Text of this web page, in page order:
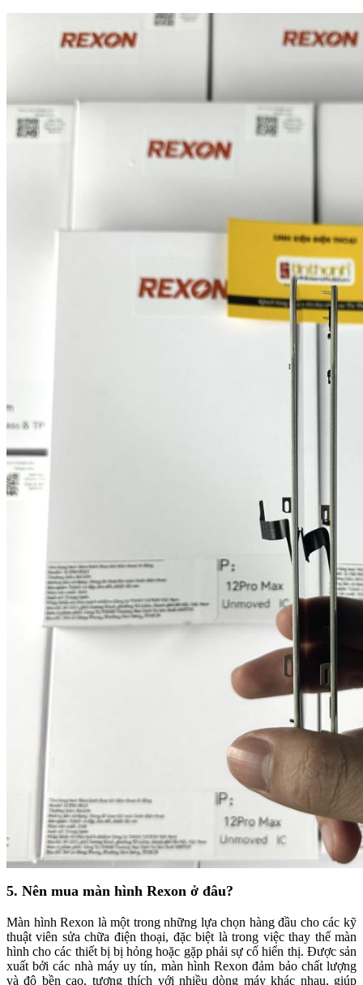
5. Nên mua màn hình Rexon ở đâu?
Màn hình Rexon là một trong những lựa chọn hàng đầu cho các kỹ
thuật viên sửa chữa điện thoại, đặc biệt là trong việc thay thế màn
hình cho các thiết bị bị hỏng hoặc gặp phải sự cố hiển thị. Được sản
xuất bởi các nhà máy uy tín, màn hình Rexon đảm bảo chất lượng
và độ bền cao, tương thích với nhiều dòng máy khác nhau, giúp